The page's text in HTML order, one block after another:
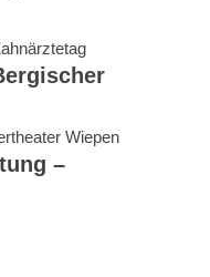
Wiepen
–